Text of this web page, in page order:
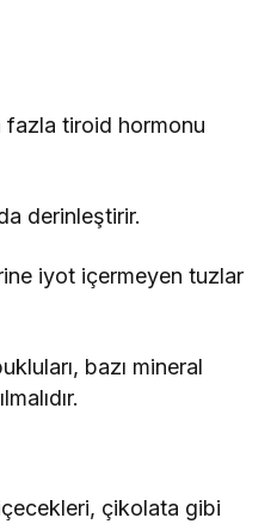
fazla tiroid hormonu
derinleştirir.
iyot içermeyen tuzlar
bazı mineral
çikolata gibi